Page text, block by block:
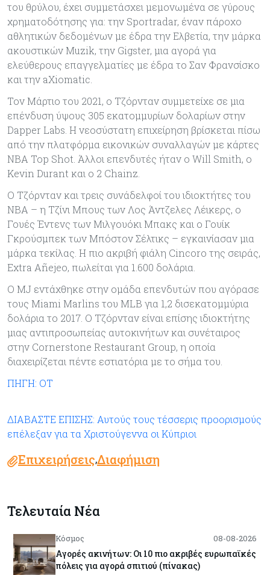
του θρύλου, έχει συμμετάσχει μεμονωμένα σε γύρους
χρηματοδότησης για: την Sportradar, έναν πάροχο
αθλητικών δεδομένων με έδρα την Ελβετία, την μάρκα
ακουστικών Muzik, την Gigster, μια αγορά για
ελεύθερους επαγγελματίες με έδρα το Σαν Φρανσίσκο
και την aXiomatic.
Τον Μάρτιο του 2021, ο Τζόρνταν συμμετείχε σε μια
επένδυση ύψους 305 εκατομμυρίων δολαρίων στην
Dapper Labs. Η νεοσύστατη επιχείρηση βρίσκεται πίσω
από την πλατφόρμα εικονικών συναλλαγών με κάρτες
NBA Top Shot. Άλλοι επενδυτές ήταν ο Will Smith, ο
Kevin Durant και ο 2 Chainz.
Ο Τζόρνταν και τρεις συνάδελφοί του ιδιοκτήτες του
ΝΒΑ – η Τζίνι Μπους των Λος Άντζελες Λέικερς, ο
Γουές Έντενς των Μιλγουόκι Μπακς και ο Γουίκ
Γκρούσμπεκ των Μπόστον Σέλτικς – εγκαινίασαν μια
μάρκα τεκίλας. Η πιο ακριβή φιάλη Cincoro της σειράς,
Extra Añejeo, πωλείται για 1.600 δολάρια.
Ο MJ εντάχθηκε στην ομάδα επενδυτών που αγόρασε
τους Miami Marlins του MLB για 1,2 δισεκατομμύρια
δολάρια το 2017. Ο Τζόρνταν είναι επίσης ιδιοκτήτης
μιας αντιπροσωπείας αυτοκινήτων και συνέταιρος
στην Cornerstone Restaurant Group, η οποία
διαχειρίζεται πέντε εστιατόρια με το σήμα του.
ΠΗΓΗ: ΟΤ
ΔΙΑΒΑΣΤΕ ΕΠΙΣΗΣ: Αυτούς τους τέσσερις προορισμούς
επέλεξαν για τα Χριστούγεννα οι Κύπριοι
Επιχειρήσεις,Διαφήμιση
Τελευταία Νέα
Κόσμος 08-08-2026
Αγορές ακινήτων: Οι 10 πιο ακριβές ευρωπαϊκές
πόλεις για αγορά σπιτιού (πίνακας)